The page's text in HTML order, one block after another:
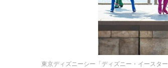
東京ディズニーシー「ディズニー・イースター